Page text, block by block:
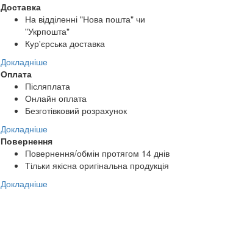
Доставка
На відділенні "Нова пошта" чи
"Укрпошта"
Кур'єрська доставка
Докладніше
Оплата
Післяплата
Онлайн оплата
Безготівковий розрахунок
Докладніше
Повернення
Повернення/обмін протягом 14 днів
Тільки якісна оригінальна продукція
Докладніше